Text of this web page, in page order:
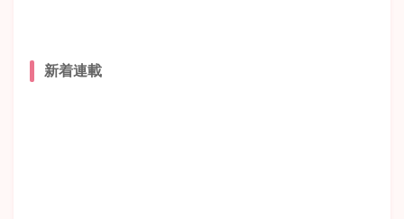
新着連載